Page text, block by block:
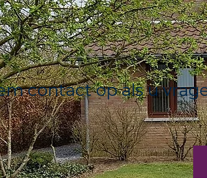
contact op als u